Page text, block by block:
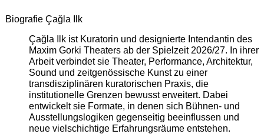
Biografie Çağla Ilk
Çağla Ilk ist Kuratorin und designierte Intendantin des
Maxim Gorki Theaters ab der Spielzeit 2026/27. In ihrer
Arbeit verbindet sie Theater, Performance, Architektur,
Sound und zeitgenössische Kunst zu einer
transdisziplinären kuratorischen Praxis, die
institutionelle Grenzen bewusst erweitert. Dabei
entwickelt sie Formate, in denen sich Bühnen- und
Ausstellungslogiken gegenseitig beeinflussen und
neue vielschichtige Erfahrungsräume entstehen.